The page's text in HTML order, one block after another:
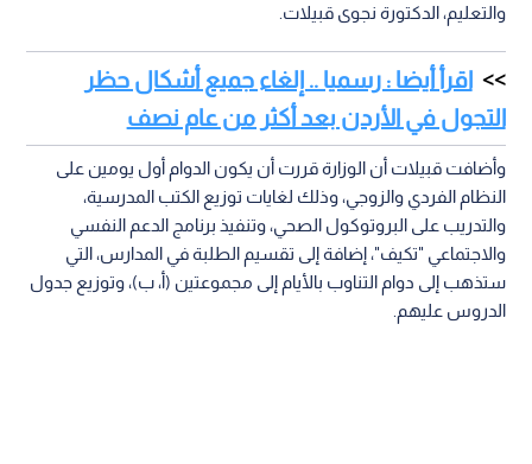
والتعليم، الدكتورة نجوى قبيلات.
اقرأ أيضا : رسميا .. إلغاء جميع أشكال حظر
التجول في الأردن بعد أكثر من عام نصف
وأضافت قبيلات أن الوزارة قررت أن يكون الدوام أول يومين على
النظام الفردي والزوجي، وذلك لغايات توزيع الكتب المدرسية،
والتدريب على البروتوكول الصحي، وتنفيذ برنامج الدعم النفسي
والاجتماعي "تكيف"، إضافة إلى تقسيم الطلبة في المدارس، التي
ستذهب إلى دوام التناوب بالأيام إلى مجموعتين (أ، ب)، وتوزيع جدول
الدروس عليهم.